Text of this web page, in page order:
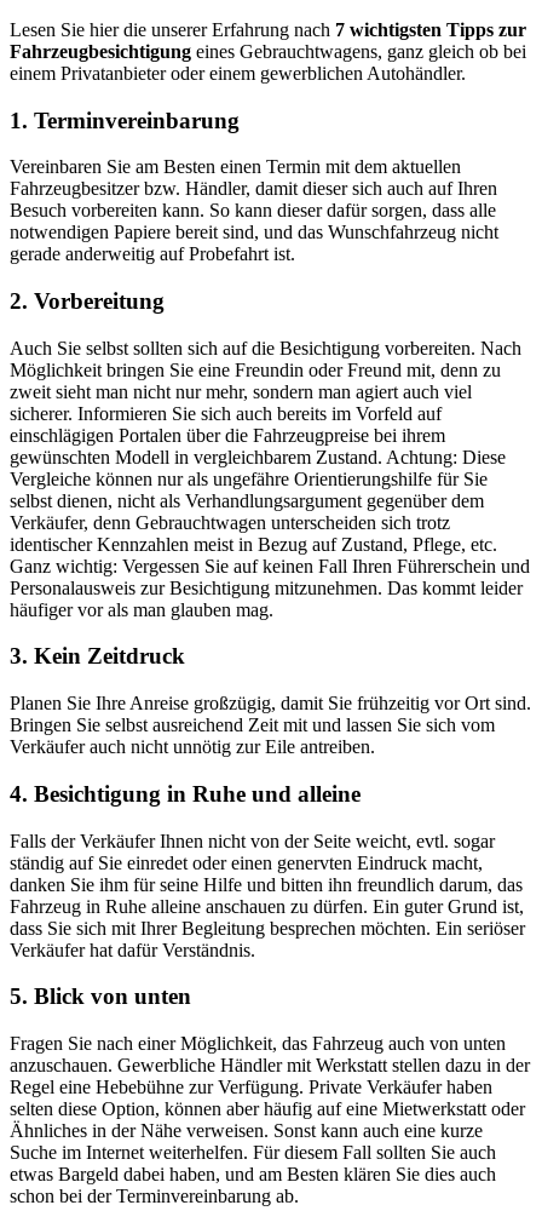
Lesen Sie hier die unserer Erfahrung nach 7 wichtigsten Tipps zur
Fahrzeugbesichtigung eines Gebrauchtwagens, ganz gleich ob bei
einem Privatanbieter oder einem gewerblichen Autohändler.
1. Terminvereinbarung
Vereinbaren Sie am Besten einen Termin mit dem aktuellen
Fahrzeugbesitzer bzw. Händler, damit dieser sich auch auf Ihren
Besuch vorbereiten kann. So kann dieser dafür sorgen, dass alle
notwendigen Papiere bereit sind, und das Wunschfahrzeug nicht
gerade anderweitig auf Probefahrt ist.
2. Vorbereitung
Auch Sie selbst sollten sich auf die Besichtigung vorbereiten. Nach
Möglichkeit bringen Sie eine Freundin oder Freund mit, denn zu
zweit sieht man nicht nur mehr, sondern man agiert auch viel
sicherer. Informieren Sie sich auch bereits im Vorfeld auf
einschlägigen Portalen über die Fahrzeugpreise bei ihrem
gewünschten Modell in vergleichbarem Zustand. Achtung: Diese
Vergleiche können nur als ungefähre Orientierungshilfe für Sie
selbst dienen, nicht als Verhandlungsargument gegenüber dem
Verkäufer, denn Gebrauchtwagen unterscheiden sich trotz
identischer Kennzahlen meist in Bezug auf Zustand, Pflege, etc.
Ganz wichtig: Vergessen Sie auf keinen Fall Ihren Führerschein und
Personalausweis zur Besichtigung mitzunehmen. Das kommt leider
häufiger vor als man glauben mag.
3. Kein Zeitdruck
Planen Sie Ihre Anreise großzügig, damit Sie frühzeitig vor Ort sind.
Bringen Sie selbst ausreichend Zeit mit und lassen Sie sich vom
Verkäufer auch nicht unnötig zur Eile antreiben.
4. Besichtigung in Ruhe und alleine
Falls der Verkäufer Ihnen nicht von der Seite weicht, evtl. sogar
ständig auf Sie einredet oder einen genervten Eindruck macht,
danken Sie ihm für seine Hilfe und bitten ihn freundlich darum, das
Fahrzeug in Ruhe alleine anschauen zu dürfen. Ein guter Grund ist,
dass Sie sich mit Ihrer Begleitung besprechen möchten. Ein seriöser
Verkäufer hat dafür Verständnis.
5. Blick von unten
Fragen Sie nach einer Möglichkeit, das Fahrzeug auch von unten
anzuschauen. Gewerbliche Händler mit Werkstatt stellen dazu in der
Regel eine Hebebühne zur Verfügung. Private Verkäufer haben
selten diese Option, können aber häufig auf eine Mietwerkstatt oder
Ähnliches in der Nähe verweisen. Sonst kann auch eine kurze
Suche im Internet weiterhelfen. Für diesem Fall sollten Sie auch
etwas Bargeld dabei haben, und am Besten klären Sie dies auch
schon bei der Terminvereinbarung ab.